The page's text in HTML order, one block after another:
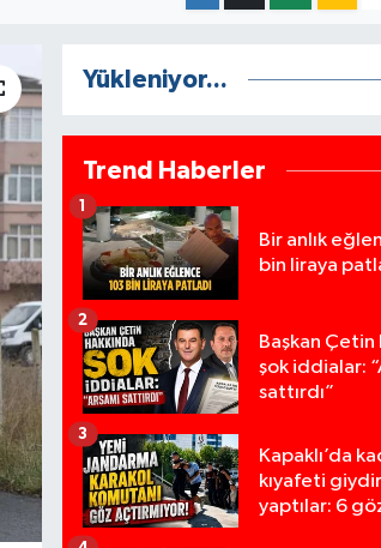
Yükleniyor...
Trend Haberler
Bir anlık
bin liraya
1
Başkan Çetin
şok iddialar:
sattırdı”
2
Kapaklı’da
kıyafeti
yaptılar: 6
3